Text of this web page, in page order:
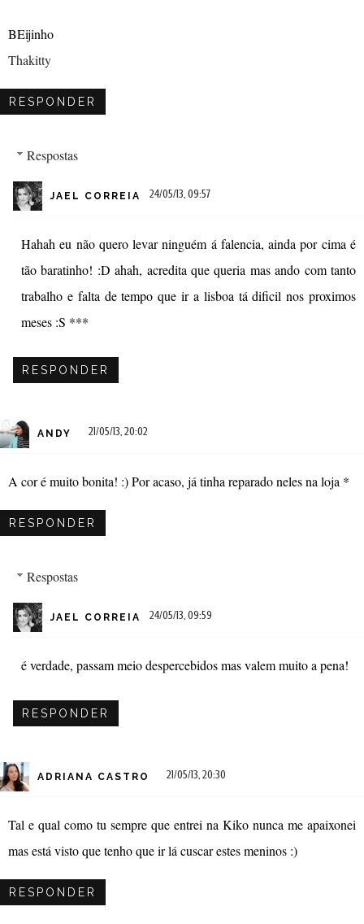
BEijinho
Thakitty
RESPONDER
Respostas
JAEL CORREIA 24/05/13, 09:57
Hahah eu não quero levar ninguém á falencia, ainda por cima é
tão baratinho! :D ahah, acredita que queria mas ando com tanto
trabalho e falta de tempo que ir a lisboa tá dificil nos proximos
meses :S ***
RESPONDER
ANDY 21/05/13, 20:02
A cor é muito bonita! :) Por acaso, já tinha reparado neles na loja *
RESPONDER
Respostas
JAEL CORREIA 24/05/13, 09:59
é verdade, passam meio despercebidos mas valem muito a pena!
RESPONDER
ADRIANA CASTRO 21/05/13, 20:30
Tal e qual como tu sempre que entrei na Kiko nunca me apaixonei
mas está visto que tenho que ir lá cuscar estes meninos :)
RESPONDER